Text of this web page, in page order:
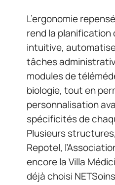
L’ergonomie
rend la planification
intuitive,
tâches
modules de
biologie, tout en
personnalisation
spécificités de
Plusieurs structures,
Repotel,
encore la Villa
déjà choisi